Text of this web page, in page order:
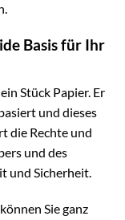
Basis für Ihr
Stück Papier. Er
und dieses
die Rechte und
und des
und Sicherheit.
können Sie ganz